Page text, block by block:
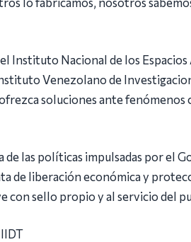
Instituto Nacional de los
Venezolano de
soluciones ante
de las políticas impulsadas por el
de liberación económica y
con sello propio y al servicio del